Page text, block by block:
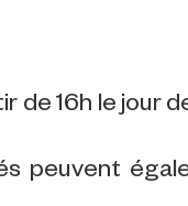
16h le jour
peuvent